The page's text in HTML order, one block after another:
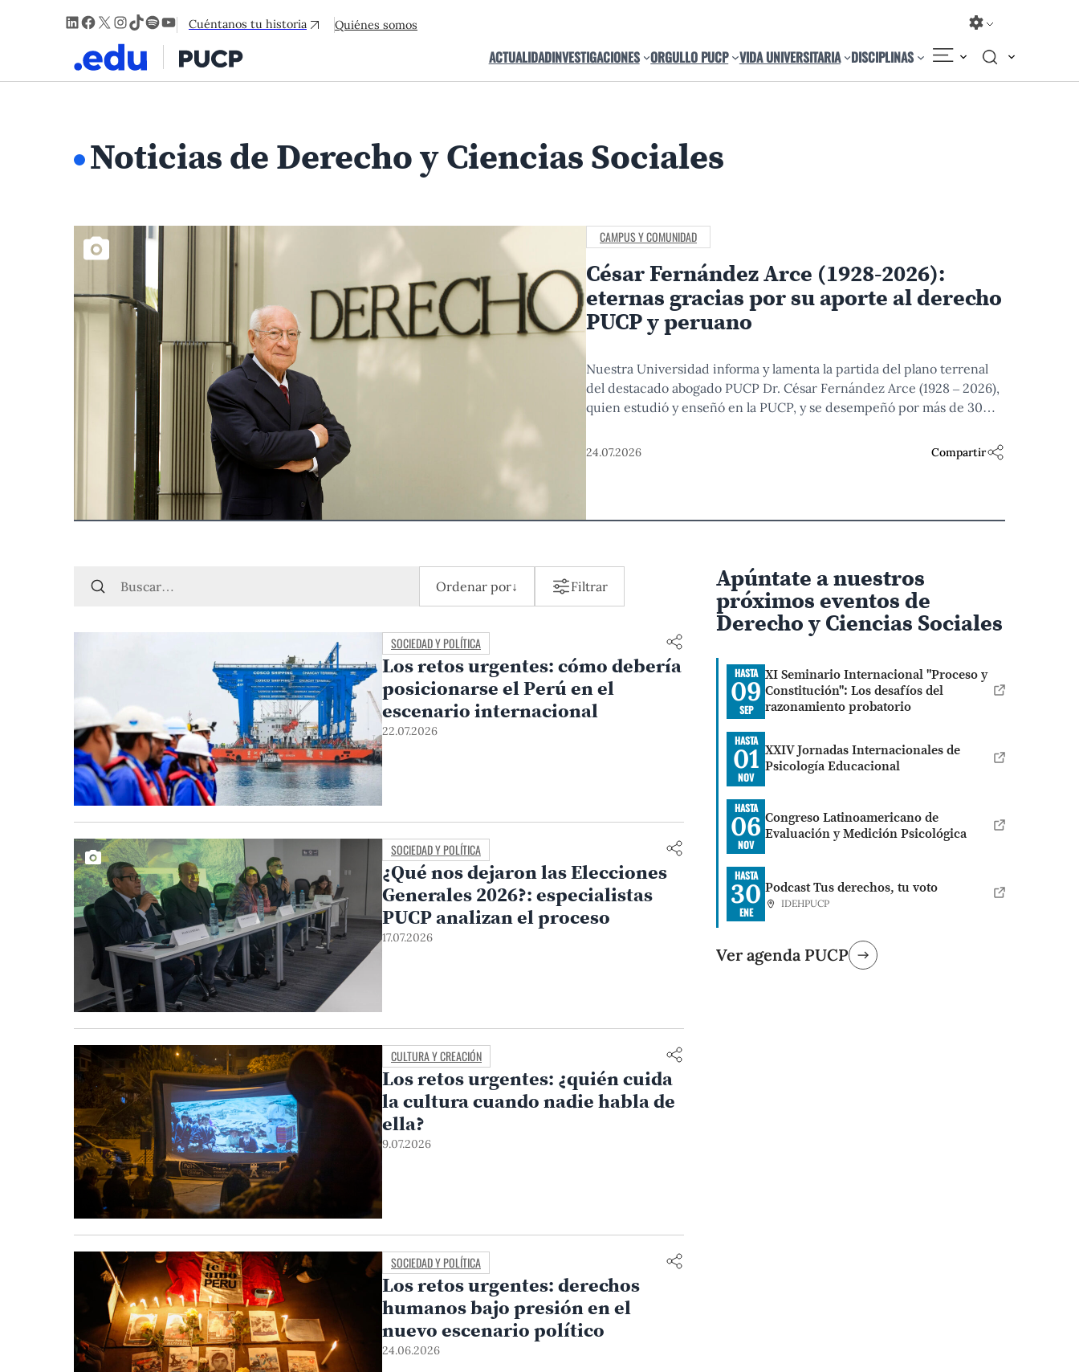
LinkedIn
Facebook
X Instagram
TikTok
Spotify
YouTube
Cuéntanos tu historia Quiénes somos
ACTUALIDADINVESTIGACIONES ORGULLO PUCP VIDA UNIVERSITARIA DISCIPLINAS
Noticias de Derecho y Ciencias Sociales
CAMPUS Y COMUNIDAD
César Fernández Arce (1928-2026):
eternas gracias por su aporte al derecho
PUCP y peruano
Nuestra Universidad informa y lamenta la partida del plano terrenal
del destacado abogado PUCP Dr. César Fernández Arce (1928 – 2026),
quien estudió y enseñó en la PUCP, y se desempeñó por más de 30
contribución al derecho civil, especialmente en el área de sucesiones
24.07.2026 Compartir
Ordenar por↓ Filtrar
SOCIEDAD Y POLÍTICA
Los retos urgentes: cómo debería
posicionarse el Perú en el
escenario internacional
22.07.2026
SOCIEDAD Y POLÍTICA
¿Qué nos dejaron las Elecciones
Generales 2026?: especialistas
PUCP analizan el proceso
17.07.2026
CULTURA Y CREACIÓN
Los retos urgentes: ¿quién cuida
la cultura cuando nadie habla de
ella?
9.07.2026
SOCIEDAD Y POLÍTICA
Los retos urgentes: derechos
humanos bajo presión en el
nuevo escenario político
24.06.2026
Apúntate a nuestros
próximos eventos de
Derecho y Ciencias Sociales
HASTA
09
SEP
XI Seminario Internacional "Proceso y
Constitución": Los desafíos del
razonamiento probatorio
HASTA
01
NOV
XXIV Jornadas Internacionales de
Psicología Educacional
HASTA
06
NOV
Congreso Latinoamericano de
Evaluación y Medición Psicológica
HASTA
30
ENE
Podcast Tus derechos, tu voto
IDEHPUCP
Ver agenda PUCP